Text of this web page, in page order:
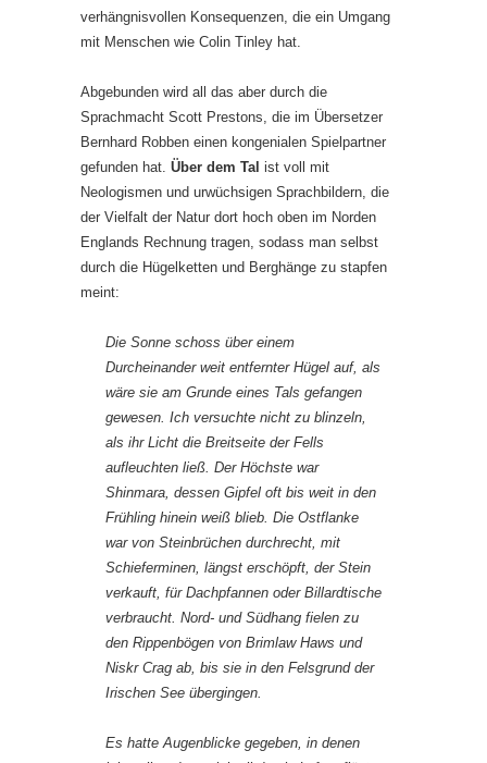
verhängnisvollen Konsequenzen, die ein Umgang
mit Menschen wie Colin Tinley hat.
Abgebunden wird all das aber durch die
Sprachmacht Scott Prestons, die im Übersetzer
Bernhard Robben einen kongenialen Spielpartner
gefunden hat. Über dem Tal ist voll mit
Neologismen und urwüchsigen Sprachbildern, die
der Vielfalt der Natur dort hoch oben im Norden
Englands Rechnung tragen, sodass man selbst
durch die Hügelketten und Berghänge zu stapfen
meint:
Die Sonne schoss über einem
Durcheinander weit entfernter Hügel auf, als
wäre sie am Grunde eines Tals gefangen
gewesen. Ich versuchte nicht zu blinzeln,
als ihr Licht die Breitseite der Fells
aufleuchten ließ. Der Höchste war
Shinmara, dessen Gipfel oft bis weit in den
Frühling hinein weiß blieb. Die Ostflanke
war von Steinbrüchen durchrecht, mit
Schieferminen, längst erschöpft, der Stein
verkauft, für Dachpfannen oder Billardtische
verbraucht. Nord- und Südhang fielen zu
den Rippenbögen von Brimlaw Haws und
Niskr Crag ab, bis sie in den Felsgrund der
Irischen See übergingen.
Es hatte Augenblicke gegeben, in denen